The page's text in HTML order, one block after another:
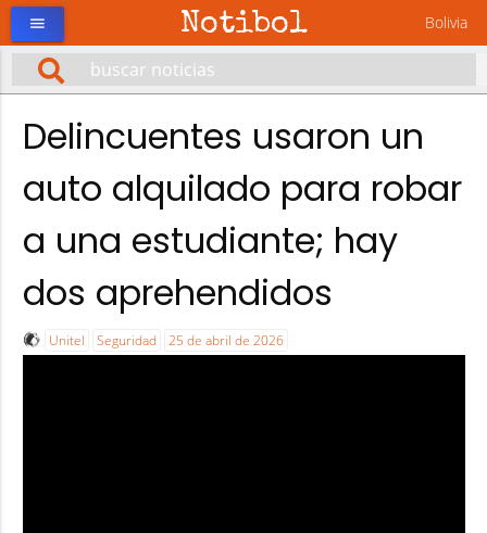
Notibol Bolivia
menu
Delincuentes usaron un
auto alquilado para robar
a una estudiante; hay
dos aprehendidos
Unitel Seguridad 25 de abril de 2026